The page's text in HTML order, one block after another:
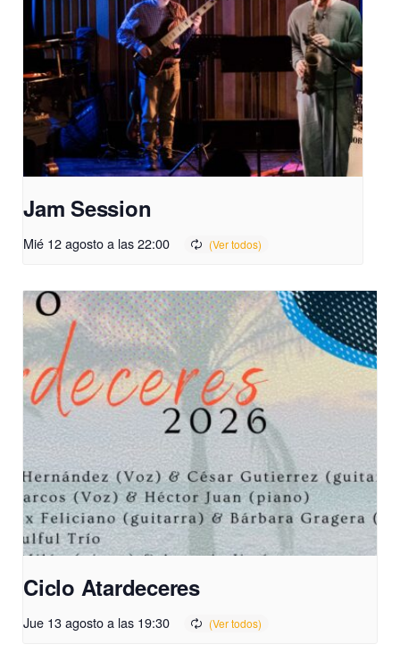
Jam Session
Mié 12 agosto a las 22:00
Ciclo Atardeceres
Jue 13 agosto a las 19:30